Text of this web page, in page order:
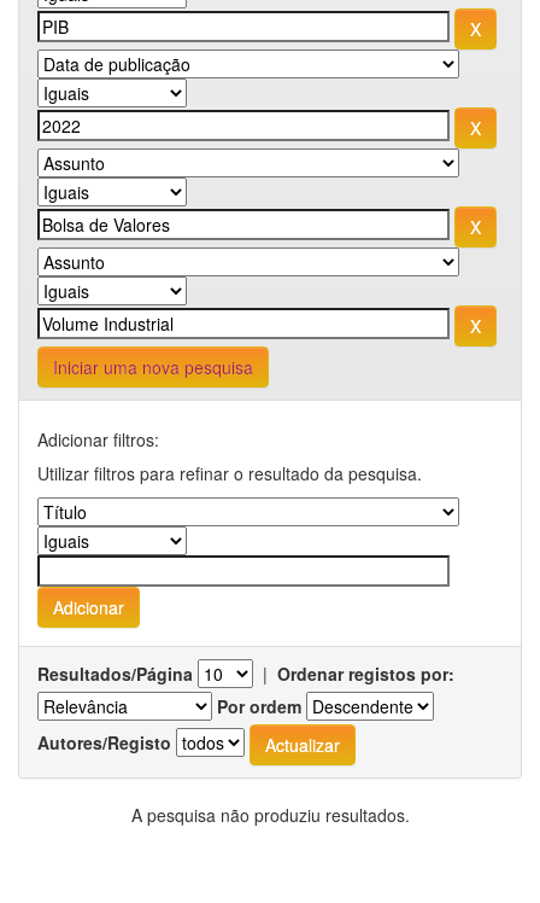
Iniciar uma nova pesquisa
Adicionar filtros:
Utilizar filtros para refinar o resultado da pesquisa.
Resultados/Página | Ordenar registos por:
Por ordem
Autores/Registo
A pesquisa não produziu resultados.